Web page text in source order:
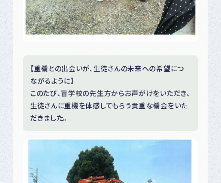
【重機との出会いが、生徒さんの未来への希望につ
ながるように】
このたび、盲学校の先生方からお声がけをいただき、
生徒さんに重機を体感してもらう貴重な機会をいた
だきました。